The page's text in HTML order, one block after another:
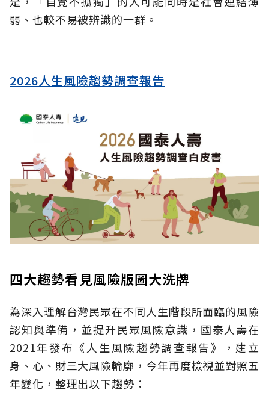
弱、也較不易被辨識的一群。
2026人生風險趨勢調查報告
四大趨勢看見風險版圖大洗牌
為深入理解台灣民眾在不同人生階段所面臨的風險
認知與準備，並提升民眾風險意識，國泰人壽在
2021年發布《人生風險趨勢調查報告》，建立
身、心、財三大風險輪廓，今年再度檢視並對照五
年變化，整理出以下趨勢：